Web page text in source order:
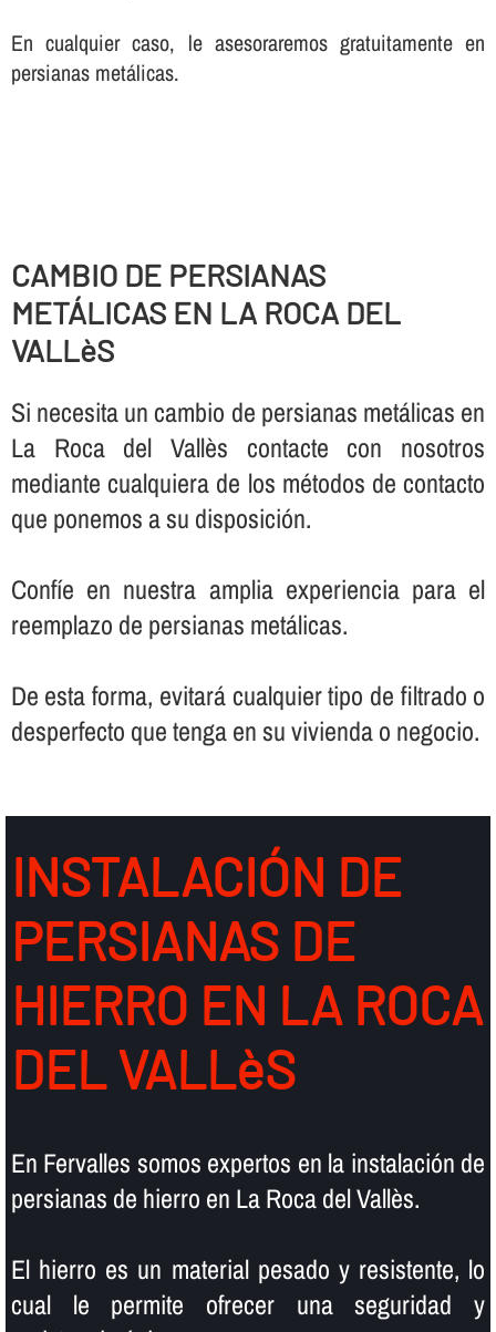
En cualquier caso, le asesoraremos gratuitamente en
persianas metálicas.
CAMBIO DE PERSIANAS
METÁLICAS EN LA ROCA DEL
VALLèS
Si necesita un cambio de persianas metálicas en
La Roca del Vallès contacte con nosotros
mediante cualquiera de los métodos de contacto
que ponemos a su disposición.
Confí­e en nuestra amplia experiencia para el
reemplazo de persianas metálicas.
De esta forma, evitará cualquier tipo de filtrado o
desperfecto que tenga en su vivienda o negocio.
INSTALACIÓN DE
PERSIANAS DE
HIERRO EN LA ROCA
DEL VALLèS
En Fervalles somos expertos en la instalación de
persianas de hierro en La Roca del Vallès.
El hierro es un material pesado y resistente, lo
cual le permite ofrecer una seguridad y